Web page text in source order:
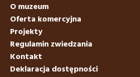
O muzeum
Oferta komercyjna
Projekty
Regulamin zwiedzania
Kontakt
Deklaracja dostępności